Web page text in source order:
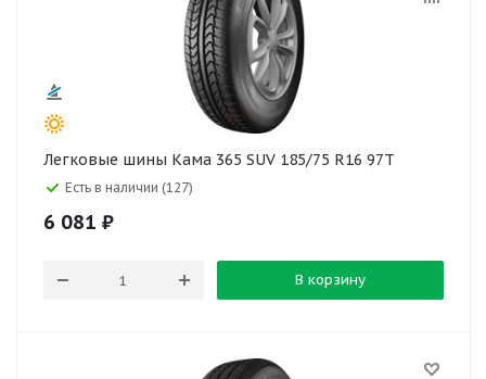
Легковые шины Кама 365 SUV 185/75 R16 97T
Есть в наличии (127)
6 081 ₽
В корзину